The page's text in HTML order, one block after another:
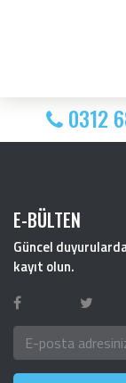
0312
E-BÜLTEN
Güncel
kayıt olun.